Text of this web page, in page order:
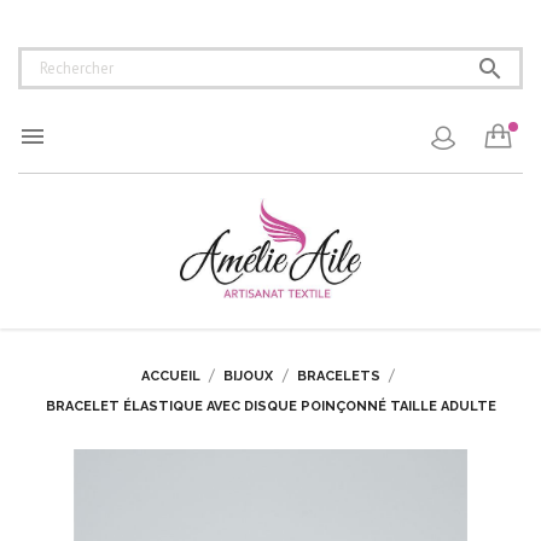


ACCUEIL BIJOUX
BRACELETS
BRACELET ÉLASTIQUE AVEC DISQUE POINÇONNÉ TAILLE ADULTE